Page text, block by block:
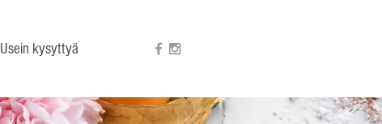
Usein kysyttyä